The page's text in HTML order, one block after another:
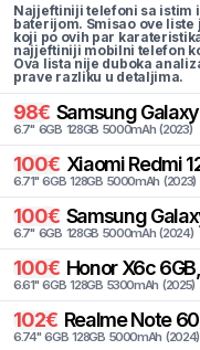
Najjeftiniji telefoni sa istim
baterijom. Smisao ove
koji po ovih par
najjeftiniji mobilni telefon
Ova lista nije duboka
prave razliku u detaljima.
98€ Samsung
6.7" 6GB 128GB 5000mAh (2023)
100€ Xiaomi Redmi
6.71" 6GB 128GB 5000mAh (2023)
100€ Samsung
6.7" 6GB 128GB 5000mAh (2024)
100€ Honor X6c
6.61" 6GB 128GB 5300mAh (2025)
102€ Realme Note 60
6.74" 6GB 128GB 5000mAh (2024)